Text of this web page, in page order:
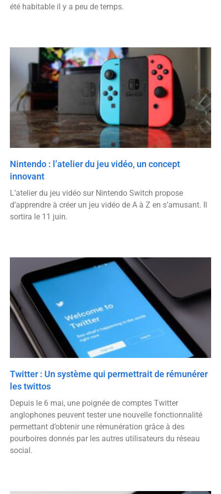
été habitable il y a peu de temps.
Nintendo : l’atelier du jeu vidéo, un concept
innovant
L’atelier du jeu vidéo sur Nintendo Switch propose
d’apprendre à créer un jeu vidéo de A à Z en s’amusant. Il
sortira le 11 juin.
Twitter : Un système qui permettrait de rémunérer
les twittos
Depuis le 6 mai, une poignée de comptes Twitter
anglophones peuvent tester une nouvelle fonctionnalité
permettant d’obtenir une rémunération grâce à des
pourboires donnés par les autres utilisateurs du réseau
social.